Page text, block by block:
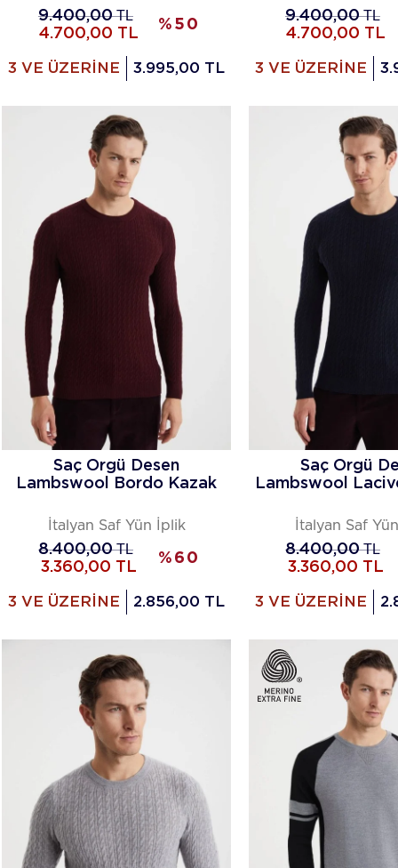
9.400,00TL
4.700,00 TL
% 50
3 VE ÜZERİNE 3.995,00 TL
9.400,00TL
4.700,00 TL
3 VE ÜZERİNE
Saç Örgü Desen
Lambswool Bordo Kazak
İtalyan Saf Yün İplik
8.400,00TL
3.360,00 TL
% 60
3 VE ÜZERİNE 2.856,00 TL
Saç Örgü
Lambswool
İtalyan Saf
8.400,00TL
3.360,00 TL
3 VE ÜZERİNE